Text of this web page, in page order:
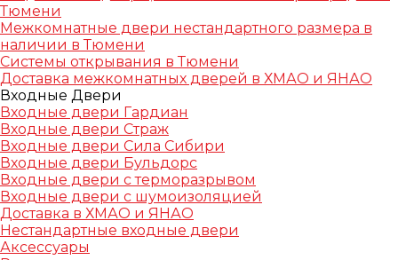
Тюмени
Межкомнатные двери нестандартного размера в
наличии в Тюмени
Системы открывания в Тюмени
Доставка межкомнатных дверей в ХМАО и ЯНАО
Входные Двери
Входные двери Гардиан
Входные двери Страж
Входные двери Сила Сибири
Входные двери Бульдорс
Входные двери с терморазрывом
Входные двери с шумоизоляцией
Доставка в ХМАО и ЯНАО
Нестандартные входные двери
Аксессуары